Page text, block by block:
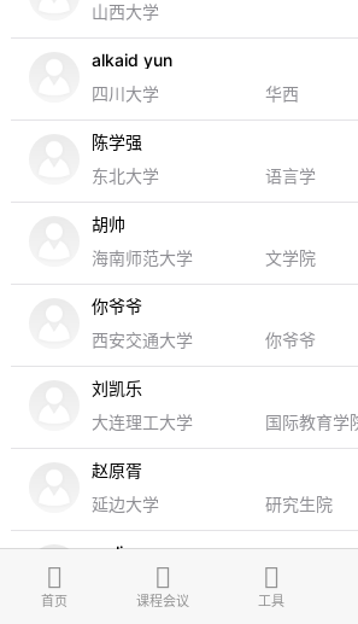
山西大学
alkaid yun
四川大学 华西
陈学强
东北大学 语言学
胡帅
海南师范大学 文学院
你爷爷
西安交通大学 你爷爷
刘凯乐
大连理工大学 国际教育学
赵原胥
延边大学 研究生院
meli
英语学院
首页 课程会议 工具